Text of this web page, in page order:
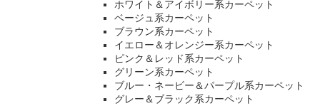
ホワイト＆アイボリー系カーペット
ベージュ系カーペット
ブラウン系カーペット
イエロー＆オレンジー系カーペット
ピンク＆レッド系カーペット
グリーン系カーペット
ブルー・ネービー＆パープル系カーペット
グレー＆ブラック系カーペット